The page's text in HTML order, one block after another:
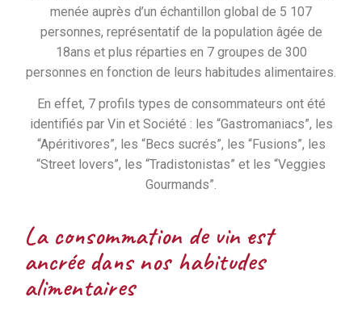
menée auprès d’un échantillon global de 5 107
personnes, représentatif de la population âgée de
18ans et plus réparties en 7 groupes de 300
personnes en fonction de leurs habitudes alimentaires.
En effet, 7 profils types de consommateurs ont été
identifiés par Vin et Société : les “Gastromaniacs”, les
“Apéritivores”, les “Becs sucrés”, les “Fusions”, les
“Street lovers”, les “Tradistonistas” et les “Veggies
Gourmands”.
La consommation de vin est
ancrée dans nos habitudes
alimentaires